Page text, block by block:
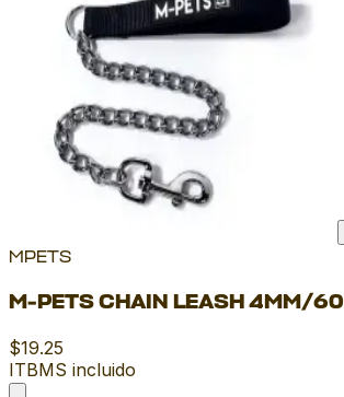
MPETS
M-PETS CHAIN LEASH 4MM/60
$19.25
ITBMS incluido